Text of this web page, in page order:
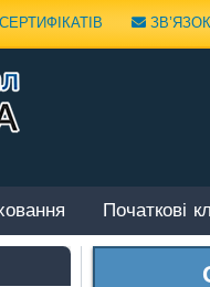
ЗВ’ЯЗОК
Початкові